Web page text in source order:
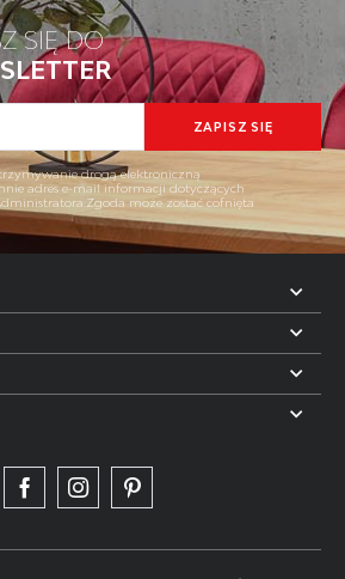
SIĘ DO
drogą elektroniczną
adres e-mail informacji dotyczących
może zostać cofnięta